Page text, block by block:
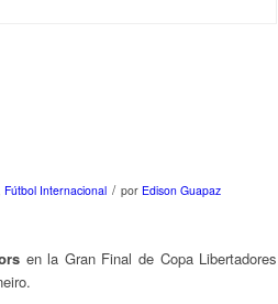
Fútbol Internacional / por Edison Guapaz
en la Gran Final de Copa Libertadores